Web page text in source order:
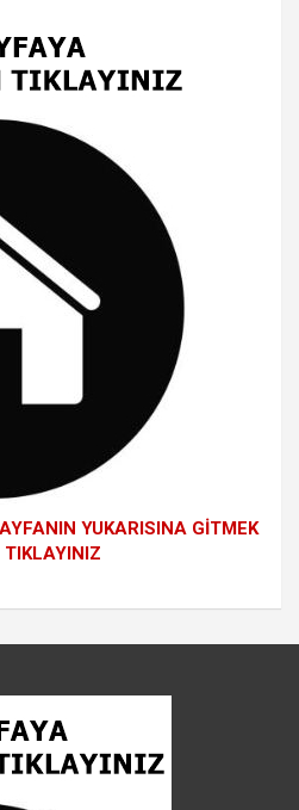
YUKARISINA GİTMEK
TIKLAYINIZ